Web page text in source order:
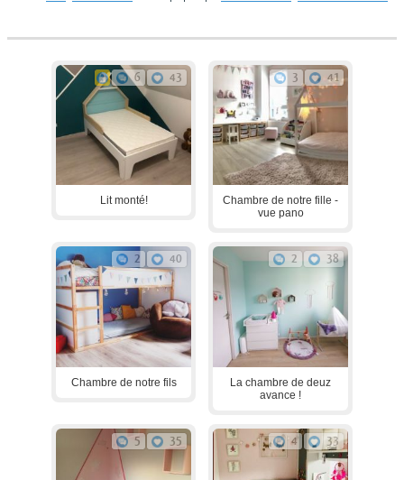
6 43
Lit monté!
3 41
Chambre de notre fille -
vue pano
2 40
Chambre de notre fils
2 38
La chambre de deuz
avance !
5 35 4 33